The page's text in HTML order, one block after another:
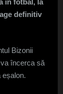
în
fotbal!
s-
înțeles
fostul
în fotbal, la
definitiv
Bizonii
încerca să
eșalon.